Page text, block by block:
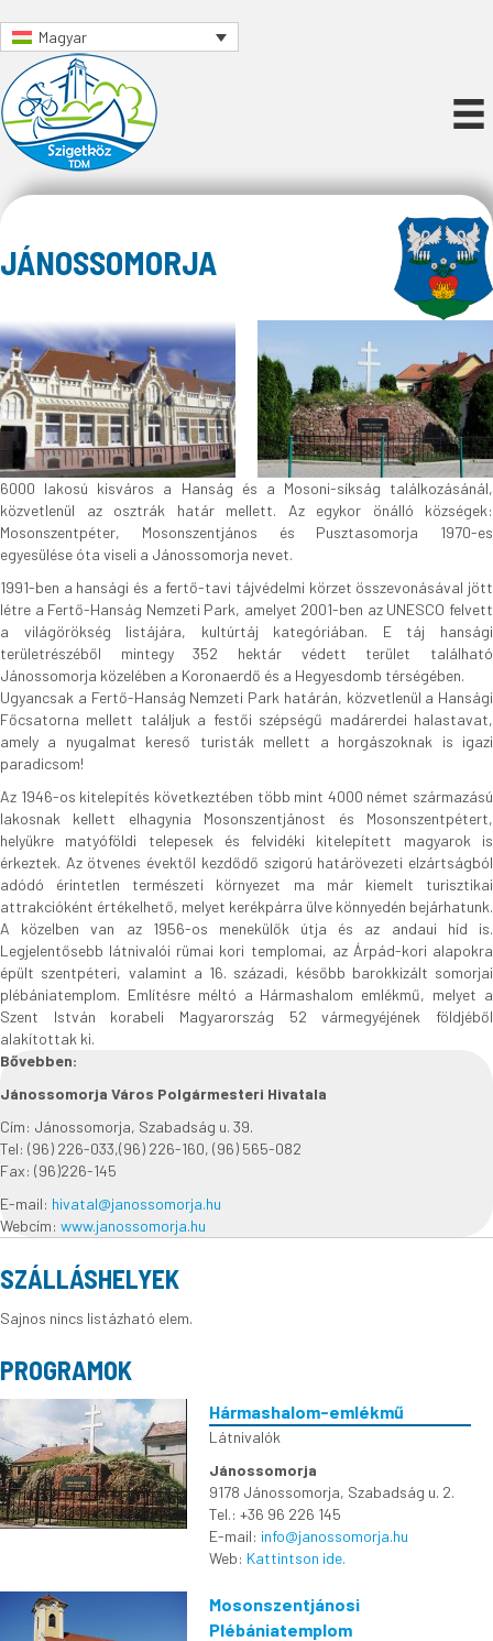
Magyar
JÁNOSSOMORJA
6000 lakosú kisváros a Hanság és a Mosoni-síkság találkozásánál,
közvetlenül az osztrák határ mellett. Az egykor önálló községek:
Mosonszentpéter, Mosonszentjános és Pusztasomorja 1970-es
egyesülése óta viseli a Jánossomorja nevet.
1991-ben a hansági és a fertő-tavi tájvédelmi körzet összevonásával jött
létre a Fertő-Hanság Nemzeti Park, amelyet 2001-ben az UNESCO felvett
a világörökség listájára, kultúrtáj kategóriában. E táj hansági
területrészéből mintegy 352 hektár védett terület található
Jánossomorja közelében a Koronaerdő és a Hegyesdomb térségében.
Ugyancsak a Fertő-Hanság Nemzeti Park határán, közvetlenül a Hansági
Főcsatorna mellett találjuk a festői szépségű madárerdei halastavat,
amely a nyugalmat kereső turisták mellett a horgászoknak is igazi
paradicsom!
Az 1946-os kitelepítés következtében több mint 4000 német származású
lakosnak kellett elhagynia Mosonszentjánost és Mosonszentpétert,
helyükre matyóföldi telepesek és felvidéki kitelepített magyarok is
érkeztek. Az ötvenes évektől kezdődő szigorú határövezeti elzártságból
adódó érintetlen természeti környezet ma már kiemelt turisztikai
attrakcióként értékelhető, melyet kerékpárra ülve könnyedén bejárhatunk.
A közelben van az 1956-os menekülők útja és az andaui híd is.
Legjelentősebb látnivalói rümai kori templomai, az Árpád-kori alapokra
épült szentpéteri, valamint a 16. századi, később barokkizált somorjai
plébániatemplom. Említésre méltó a Hármashalom emlékmű, melyet a
Szent István korabeli Magyarország 52 vármegyéjének földjéből
alakítottak ki.
Bővebben:
Jánossomorja Város Polgármesteri Hivatala
Cím: Jánossomorja, Szabadság u. 39.
Tel: (96) 226-033,(96) 226-160, (96) 565-082
Fax: (96)226-145
E-mail: hivatal@janossomorja.hu
Webcím: www.janossomorja.hu
SZÁLLÁSHELYEK
Sajnos nincs listázható elem.
PROGRAMOK
Hármashalom-emlékmű
Látnivalók
Jánossomorja
9178 Jánossomorja, Szabadság u. 2.
Tel.: +36 96 226 145
E-mail: info@janossomorja.hu
Web: Kattintson ide.
Mosonszentjánosi
Plébániatemplom